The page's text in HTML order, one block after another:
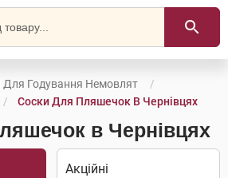
Для Годування Немовлят
Соски Для Пляшечок В Чернівцях
в Чернівцях